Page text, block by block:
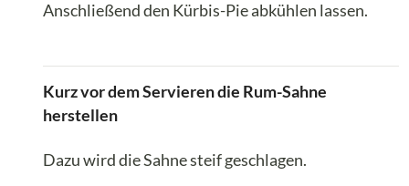
Anschließend den Kürbis-Pie abkühlen lassen.
Kurz vor dem Servieren die Rum-Sahne
herstellen
Dazu wird die Sahne steif geschlagen.